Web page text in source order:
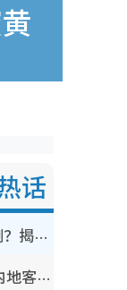
话
WhatsApp预设贴图怎么删？揭秘1招“反向操作”还原简洁界面 附3步实测教程
香港山边铁闸边门大开？内地客困惑意义何在！网友神回复：这种叫法理性防御